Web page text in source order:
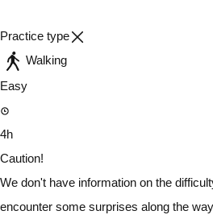
Practice type
Walking
Easy
4h
Caution!
We don't have information on the
encounter some surprises along the